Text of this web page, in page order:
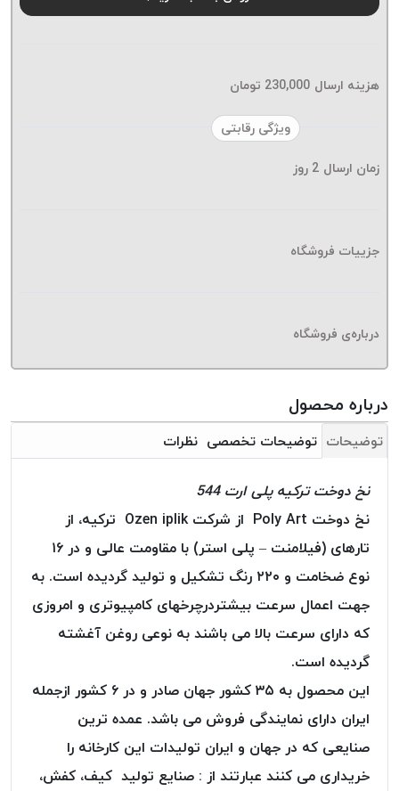
نخ
بدون
زتا
نخ
امگا
بافت
بدون
موم
KORD
نخ
توری
نخ
توری
پلیسه
کرد
OMEGA
نخ
توری
پلیسه
ویژگی رقابتی
هزینه ارسال 230,000 تومان
زمان ارسال 2 روز
جزییات فروشگاه
درباره‌ی فروشگاه
درباره محصول
توضیحات توضیحات تخصصی نظرات
نخ دوخت ترکیه پلی ارت 544
نخ دوخت Poly Art از شرکت Ozen iplik ترکیه، از
تارهای (فیلامنت – پلی استر) با مقاومت عالی و در ۱۶
نوع ضخامت و ۲۲۰ رنگ تشکیل و تولید گردیده است. به
جهت اعمال سرعت بیشتردرچرخهای کامپیوتری و امروزی
که دارای سرعت بالا می باشند به نوعی روغن آغشته
گردیده است.
این محصول به ۳۵ کشور جهان صادر و در ۶ کشور ازجمله
ایران دارای نمایندگی فروش می باشد. عمده ترین
صنایعی که در جهان و ایران تولیدات این کارخانه را
خریداری می کنند عبارتند از : صنایع تولید کیف، کفش،